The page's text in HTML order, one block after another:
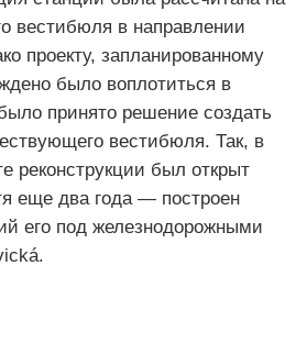
вестибюля в направлении
проекту, запланированному
было воплотиться в
принято решение создать
вестибюля. Так, в
реконструкции был открыт
еще два года — построен
его под железнодорожными